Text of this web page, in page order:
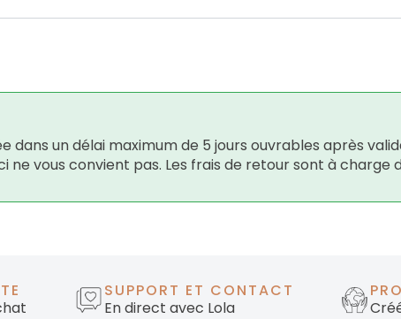
dans un délai maximum de 5 jours ouvrables après
vous convient pas. Les frais de retour sont à charge
SUPPORT ET CONTACT
En direct avec Lola